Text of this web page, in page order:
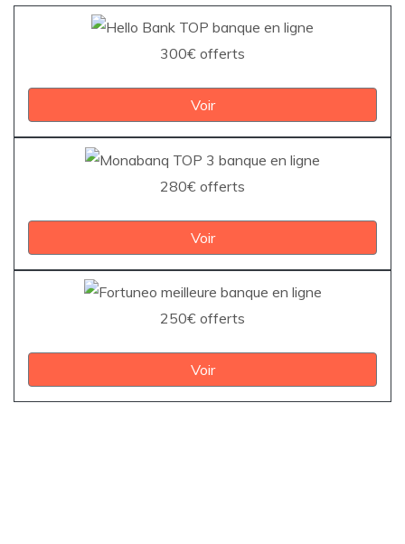
300€ offerts
Voir
280€ offerts
Voir
250€ offerts
Voir